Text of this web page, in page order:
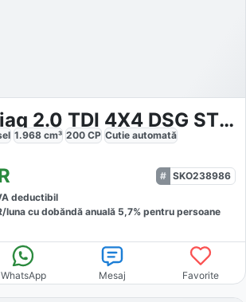
Skoda Kodiaq 2.0 TDI 4X4 DSG STYLE
1.968 cm³ 200 CP Cutie automată
SKO238986
deductibil
lunacu dobăndă anuală 5,7% pentru persoane
WhatsApp Mesaj Favorite